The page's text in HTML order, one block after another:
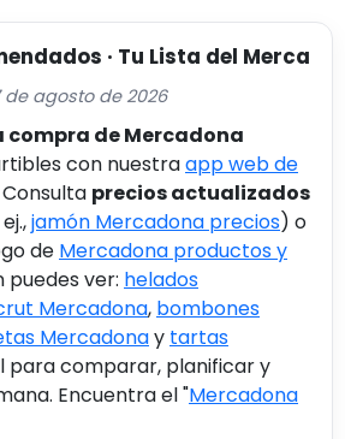
· Tu Lista del Merca
agosto de 2026
compra de Mercadona
con nuestraapp web de
Consulta precios actualizados
jamón Mercadona precios) o
de Mercadona productos y
puedes ver: helados
Mercadona, bombones
Mercadonay tartas
para comparar, planificar y
Encuentra el "Mercadona